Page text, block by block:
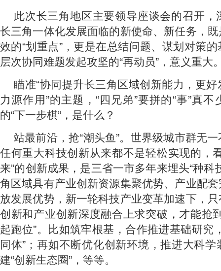
此次长三角地区主要领导座谈会的召开，
长三角一体化发展面临的新使命、新任务，
效的“划重点”，更是在总结问题、谋划对策
层次协同难题发起攻坚的“再动员”，意义重大
瞄准“协同提升长三角区域创新能力，更
力源作用”的主题，“四兄弟”要拼的“事”真
的“下一步棋”，是什么？
站最前沿，抢“潮头鱼”。世界级城市群无
任何重大科技创新从来都不是轻松实现的，
来”的创新成果，是三省一市多年来埋头“种科
角区域具有产业创新资源集聚优势、产业配
放发展优势，新一轮科技产业变革加速下，
创新和产业创新深度融合上求突破，才能抢
起跑位”。比如筑牢根基，合作推进基础研究
同体”；再如不断优化创新环境，推进大科
建“创新生态圈”，等等。